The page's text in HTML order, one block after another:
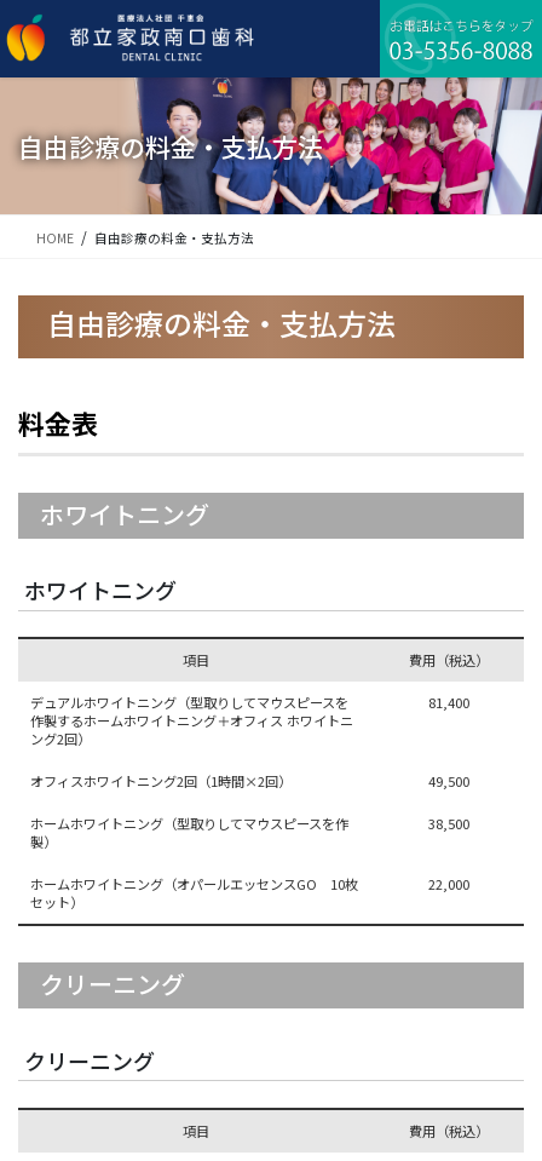
ン
テ
ビ
ゲ
移
自由診療の料金・支払方法
HOME 自由診療の料金・支払方法
自由診療の料金・支払方法
料金表
ホワイトニング
ホワイトニング
項目 費用（税込）
デュアルホワイトニング（型取りしてマウスピースを
作製するホームホワイトニング＋オフィス ホワイトニ
ング2回）
81,400
オフィスホワイトニング2回（1時間×2回） 49,500
ホームホワイトニング（型取りしてマウスピースを作
製）
38,500
ホームホワイトニング（オパールエッセンスGO 10枚
セット）
22,000
クリーニング
クリーニング
項目 費用（税込）